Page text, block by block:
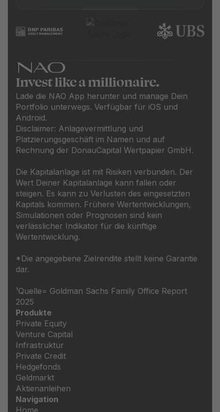
Invest like a millionaire.
Lade die NAO App herunter und manage Dein
Portfolio unterwegs. Verfügbar für iOS und
Android.
Disclaimer: Anlagevermittlung und
Platzierungsgeschäft im Namen und auf
Rechnung der DonauCapital Wertpapier GmbH.
Die Kapitalanlage ist mit Risiken verbunden. Der
Wert Deiner Kapitalanlage kann fallen oder
steigen. Es kann zu Verlusten des eingesetzten
Kapitals kommen. Frühere Wertentwicklungen,
Simulationen oder Prognosen sind kein
verlässlicher Indikator für die künftige
Wertentwicklung.
*Die angegebene Zielrendite stellt keine Garantie
dar.
¹Quelle= Goldman Sachs Family Office Report
2025
Produkte
Private Equity
Venture Capital
Infrastruktur
Private Credit
Hedgefonds
Geldmarkt
Aktienanleihen
Navigation